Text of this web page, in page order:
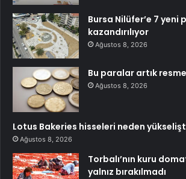
Bursa Nilüfer’e 7 yeni
kazandırılıyor
Ağustos 8, 2026
Bu paralar artık
Ağustos 8, 2026
Lotus Bakeries hisseleri neden
Ağustos 8, 2026
Torbalı’nın kuru
yalnız bırakılmadı